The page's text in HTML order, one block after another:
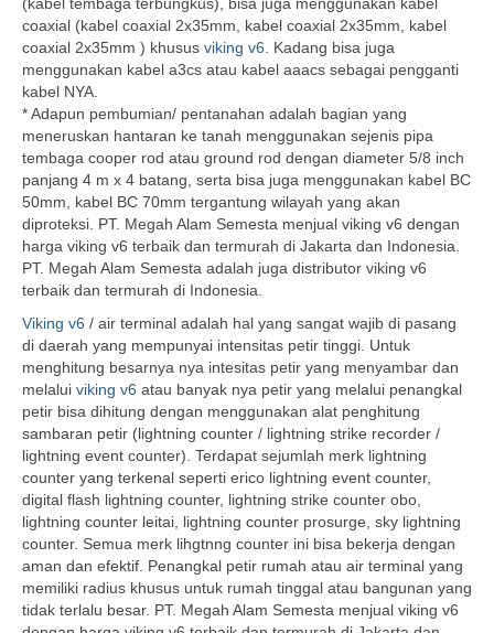
coaxial (kabel coaxial 2x35mm, kabel coaxial 2x35mm, kabel
coaxial 2x35mm ) khusus viking v6 . Kadang bisa juga
menggunakan kabel a3cs atau kabel aaacs sebagai pengganti
kabel NYA.
* Adapun pembumian/ pentanahan adalah bagian yang
meneruskan hantaran ke tanah menggunakan sejenis pipa
tembaga cooper rod atau ground rod dengan diameter 5/8 inch
panjang 4 m x 4 batang, serta bisa juga menggunakan kabel BC
50mm, kabel BC 70mm tergantung wilayah yang akan
diproteksi. PT. Megah Alam Semesta menjual viking v6 dengan
harga viking v6 terbaik dan termurah di Jakarta dan Indonesia.
PT. Megah Alam Semesta adalah juga distributor viking v6
terbaik dan termurah di Indonesia.
Viking v6 / air terminal adalah hal yang sangat wajib di pasang
di daerah yang mempunyai intensitas petir tinggi. Untuk
menghitung besarnya nya intesitas petir yang menyambar dan
melalui viking v6 atau banyak nya petir yang melalui penangkal
petir bisa dihitung dengan menggunakan alat penghitung
sambaran petir (lightning counter / lightning strike recorder /
lightning event counter). Terdapat sejumlah merk lightning
counter yang terkenal seperti erico lightning event counter,
digital flash lightning counter, lightning strike counter obo,
lightning counter leitai, lightning counter prosurge, sky lightning
counter. Semua merk lihgtnng counter ini bisa bekerja dengan
aman dan efektif. Penangkal petir rumah atau air terminal yang
memiliki radius khusus untuk rumah tinggal atau bangunan yang
tidak terlalu besar. PT. Megah Alam Semesta menjual viking v6